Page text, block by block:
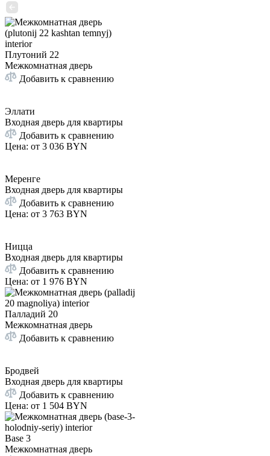
Плутоний 22
Межкомнатная дверь
Добавить к сравнению
Эллати
Входная дверь для квартиры
Добавить к сравнению
Цена: от 3 036 BYN
Меренге
Входная дверь для квартиры
Добавить к сравнению
Цена: от 3 763 BYN
Ницца
Входная дверь для квартиры
Добавить к сравнению
Цена: от 1 976 BYN
Палладий 20
Межкомнатная дверь
Добавить к сравнению
Бродвей
Входная дверь для квартиры
Добавить к сравнению
Цена: от 1 504 BYN
Base 3
Межкомнатная дверь